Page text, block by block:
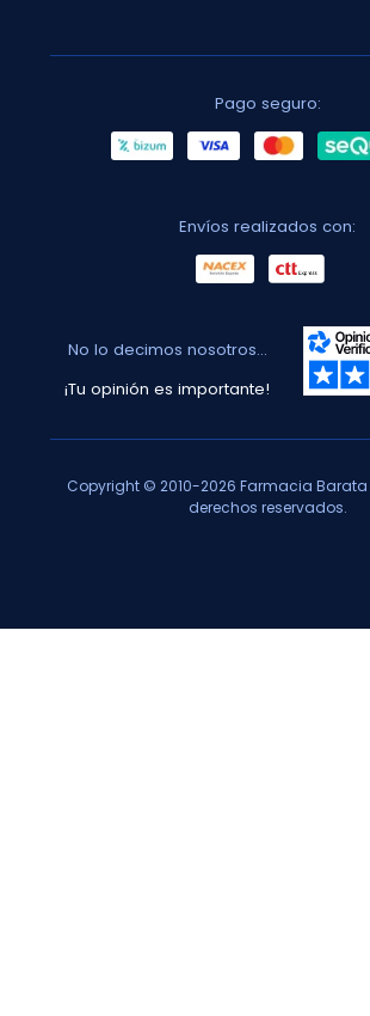
Pago seguro:
Envíos realizados con:
No lo decimos nosotros...
¡Tu opinión es importante!
Copyright © 2010-2026 Farmacia Barata
derechos reservados.